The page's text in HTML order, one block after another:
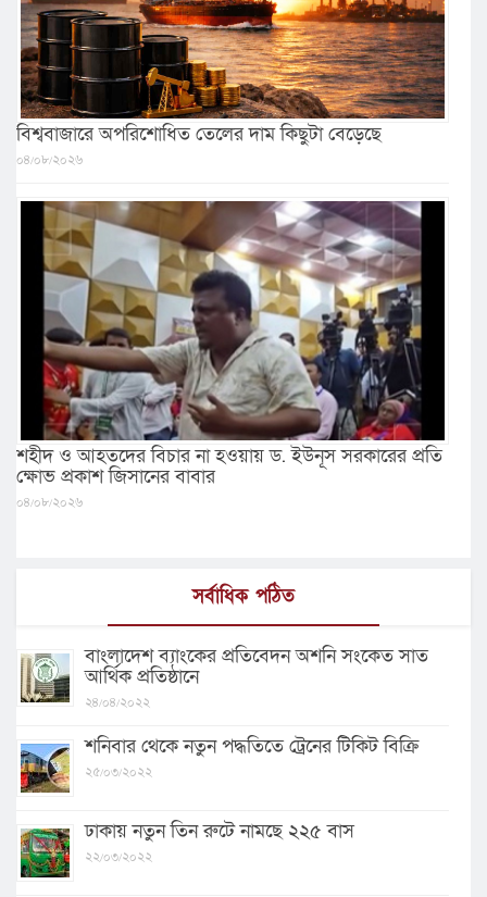
বিশ্ববাজারে অপরিশোধিত তেলের দাম কিছুটা বেড়েছে
০৪/০৮/২০২৬
শহীদ ও আহতদের বিচার না হওয়ায় ড. ইউনূস সরকারের প্রতি
ক্ষোভ প্রকাশ জিসানের বাবার
০৪/০৮/২০২৬
সর্বাধিক পঠিত
বাংলাদেশ ব্যাংকের প্রতিবেদন অশনি সংকেত সাত
আর্থিক প্রতিষ্ঠানে
২৪/০৪/২০২২
শনিবার থেকে নতুন পদ্ধতিতে ট্রেনের টিকিট বিক্রি
২৫/০৩/২০২২
ঢাকায় নতুন তিন রুটে নামছে ২২৫ বাস
২২/০৩/২০২২